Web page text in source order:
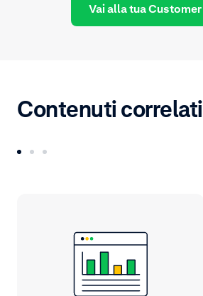
Vai alla tua
Contenuti correlati